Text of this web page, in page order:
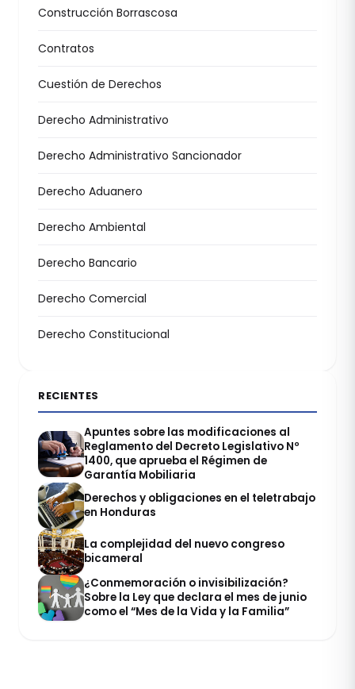
Construcción Borrascosa
Contratos
Cuestión de Derechos
Derecho Administrativo
Derecho Administrativo Sancionador
Derecho Aduanero
Derecho Ambiental
Derecho Bancario
Derecho Comercial
Derecho Constitucional
RECIENTES
Apuntes sobre las modificaciones al
Reglamento del Decreto Legislativo Nº
1400, que aprueba el Régimen de
Garantía Mobiliaria
Derechos y obligaciones en el teletrabajo
en Honduras
La complejidad del nuevo congreso
bicameral
¿Conmemoración o invisibilización?
Sobre la Ley que declara el mes de junio
como el “Mes de la Vida y la Familia”